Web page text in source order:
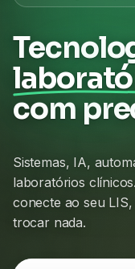
com
Sistemas, IA,
laboratórios clínicos.
conecte ao seu
trocar nada.